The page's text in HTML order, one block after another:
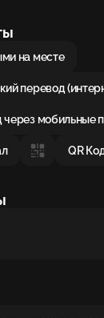
на месте
перевод
через мобильные
QR